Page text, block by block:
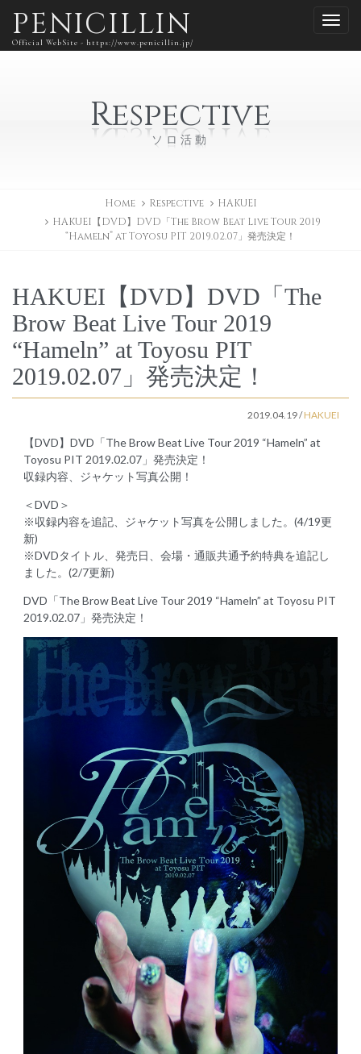
PENICILLIN
Official WebSite - https://www.penicillin.jp/
Respective
ソロ活動
Home Respective
HAKUEI
HAKUEI【DVD】DVD「The Brow Beat Live Tour 2019
“Hameln” at Toyosu PIT 2019.02.07」発売決定！
HAKUEI【DVD】DVD「The
Brow Beat Live Tour 2019
“Hameln” at Toyosu PIT
2019.02.07」発売決定！
2019.04.19/HAKUEI
【DVD】DVD「The Brow Beat Live Tour 2019 “Hameln” at
Toyosu PIT 2019.02.07」発売決定！
収録内容、ジャケット写真公開！
＜DVD＞
※収録内容を追記、ジャケット写真を公開しました。(4/19更
新)
※DVDタイトル、発売日、会場・通販共通予約特典を追記し
ました。(2/7更新)
DVD「The Brow Beat Live Tour 2019 “Hameln” at Toyosu PIT
2019.02.07」発売決定！